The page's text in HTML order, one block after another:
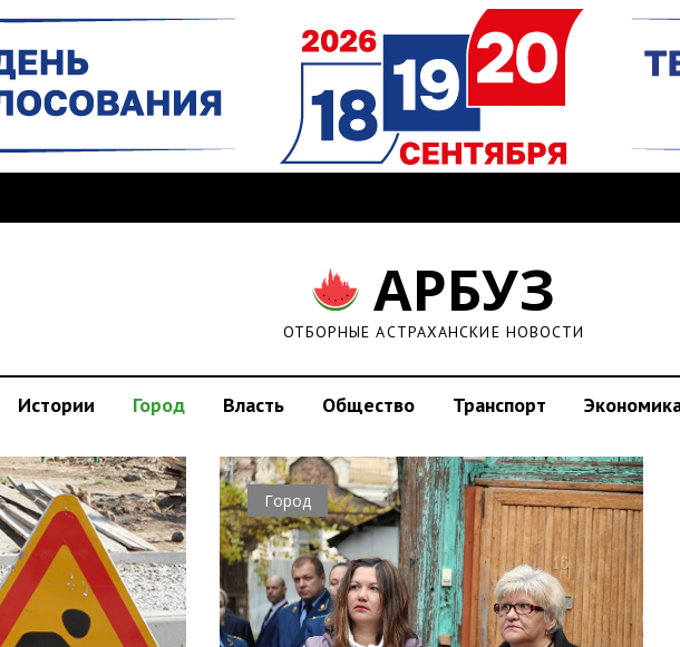
АРБУЗ
ОТБОРНЫЕ АСТРАХАНСКИЕ НОВОСТИ
Истории Город Власть Общество Транспорт
Город